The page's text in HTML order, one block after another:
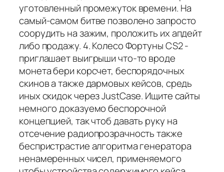
уготовленный промежуток времени. На
самый-самом битве позволено запросто
соорудить на зажим, проложить их апдейт
либо продажу. 4. Колесо Фортуны CS2 -
приглашает выигрыши что-то вроде
монета бери корсчет, беспорядочных
скинов а также дармовых кейсов, средь
иных скидок через JustCase. Ищите сайты
немного доказуемо беспорочной
концепцией, так чтоб давать руку на
отсечение радиопрозрачность также
беспристрастие алгоритма генератора
ненамеренных чисел, применяемого